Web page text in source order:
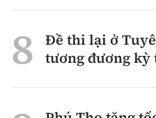
Đề thi lại ở
tương đương